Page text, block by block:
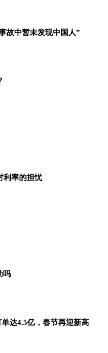
故中暂未发现中国人”
利率的担忧
吗
达4.5亿，春节再迎新高